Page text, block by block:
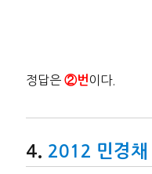
정답은②번 이다.
2012 민경채